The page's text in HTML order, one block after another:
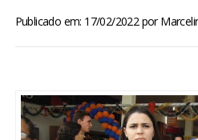
ENQUETE
Publicado em: 17/02/2022por